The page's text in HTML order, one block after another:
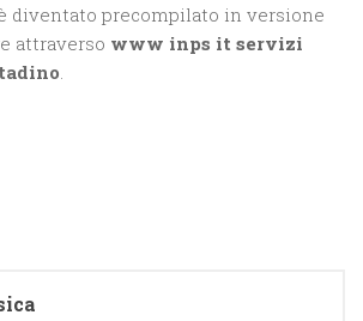
è diventato precompilato in versione
attraverso www inps it servizi